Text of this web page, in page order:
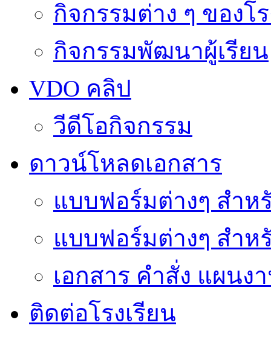
กิจกรรมต่าง ๆ ของโ
กิจกรรมพัฒนาผู้เรียน
VDO คลิป
วีดีโอกิจกรรม
ดาวน์โหลดเอกสาร
แบบฟอร์มต่างๆ สำห
แบบฟอร์มต่างๆ สำห
เอกสาร คำสั่ง แผนง
ติดต่อโรงเรียน